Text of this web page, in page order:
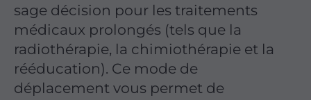
sage décision pour les traitements
médicaux prolongés (tels que la
radiothérapie, la chimiothérapie et la
rééducation). Ce mode de
déplacement vous permet de